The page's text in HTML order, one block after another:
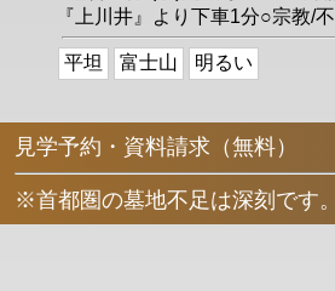
『上川井』より下車1分○宗教/
平坦 富士山 明るい
見学予約・資料請求（無料）
※首都圏の墓地不足は深刻です